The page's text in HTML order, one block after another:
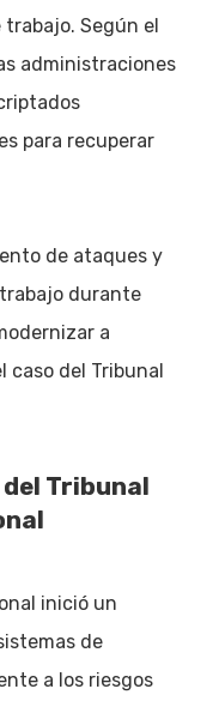
Según el
administraciones
para recuperar
de ataques y
durante
a
caso del Tribunal
Tribunal
inició un
de
a los riesgos